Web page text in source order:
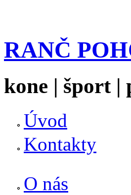
RANČ
kone | šport |
Úvod
Kontakty
O nás